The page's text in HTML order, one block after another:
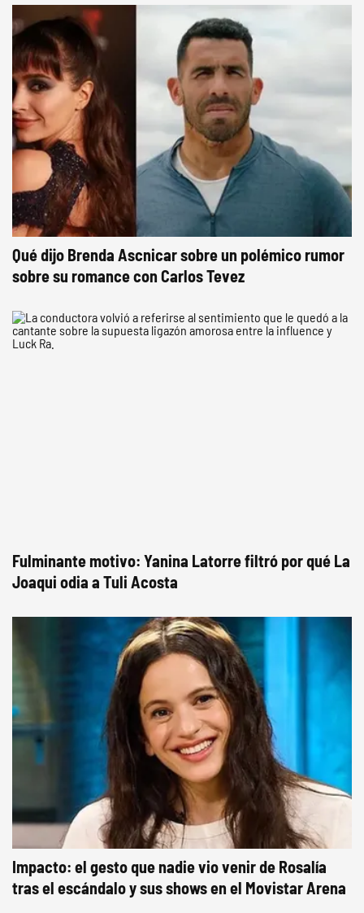
Qué dijo Brenda Ascnicar sobre un polémico rumor
sobre su romance con Carlos Tevez
Fulminante motivo: Yanina Latorre filtró por qué La
Joaqui odia a Tuli Acosta
Impacto: el gesto que nadie vio venir de Rosalía
tras el escándalo y sus shows en el Movistar Arena